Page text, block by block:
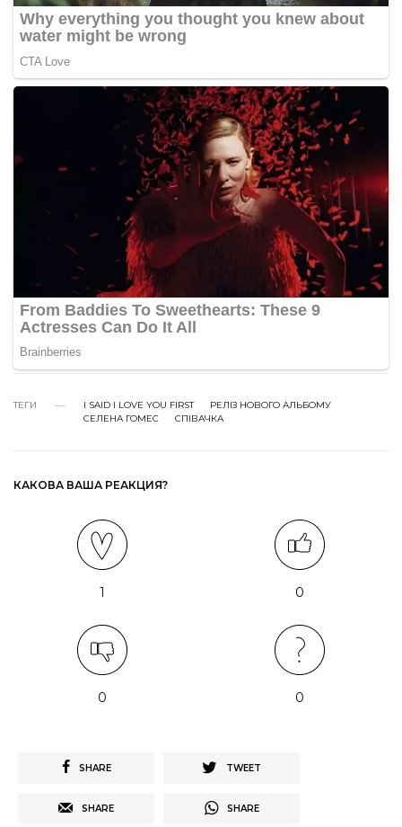
ТЕГИ I SAID I LOVE YOU FIRST
РЕЛІЗ НОВОГО АЛЬБОМУ
СЕЛЕНА ГОМЕС
СПІВАЧКА
КАКОВА ВАША РЕАКЦИЯ?
1 0
0 0
SHARE TWEET
SHARE SHARE